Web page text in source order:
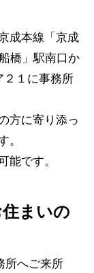
成本線「京成
橋」駅南口 か
２１に事務所
方に寄り添っ
。
能です。
まいの
所へご来所